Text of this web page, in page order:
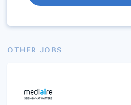
OTHER JOBS